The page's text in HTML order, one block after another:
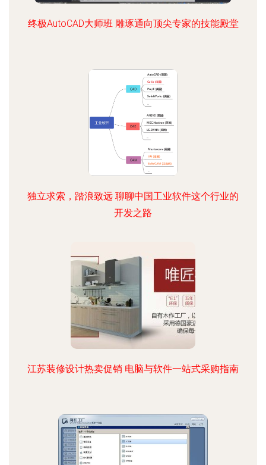
终极AutoCAD大师班 雕琢通向顶尖专家的技能殿堂
独立求索，踏浪致远 聊聊中国工业软件这个行业的
开发之路
江苏装修设计热卖促销 电脑与软件一站式采购指南